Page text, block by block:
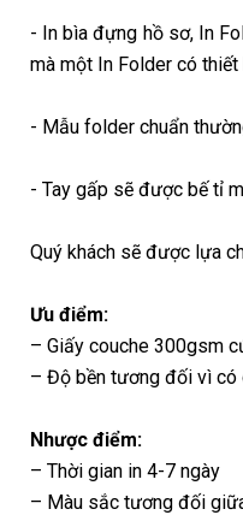
- In bìa đựng hồ sơ, In
mà một In Folder có thiết
- Mẫu folder chuẩn
- Tay gấp sẽ được bế tỉ
Quý khách sẽ được lựa
Ưu điểm:
– Giấy couche 300gsm
– Độ bền tương đối vì có
Nhược điểm:
– Thời gian in 4-7 ngày
– Màu sắc tương đối